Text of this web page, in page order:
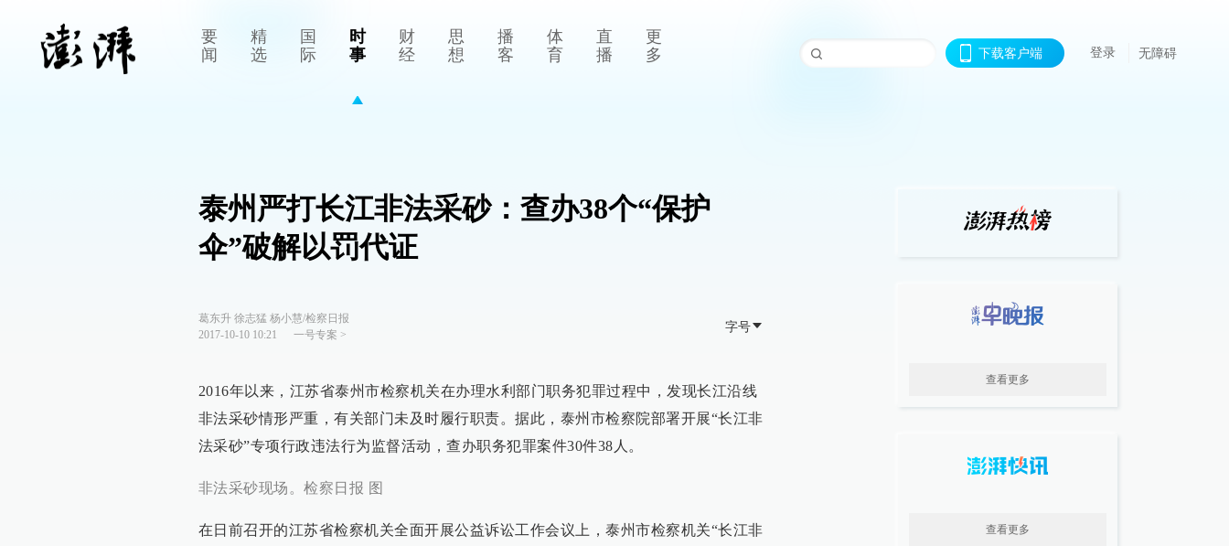
要
闻
精
选
国
际
时
事
财
经
思
想
播
客
体
育
直
播
更
多
下载客户端 登录 无障碍
泰州严打长江非法采砂：查办38个“保护
伞”破解以罚代证
葛东升 徐志猛 杨小慧/检察日报
2017-10-10 10:21
一号专案 >
字号
2016年以来，江苏省泰州市检察机关在办理水利部门职务犯罪过程中，发现长江沿线
非法采砂情形严重，有关部门未及时履行职责。据此，泰州市检察院部署开展“长江非
法采砂”专项行政违法行为监督活动，查办职务犯罪案件30件38人。
非法采砂现场。检察日报 图
在日前召开的江苏省检察机关全面开展公益诉讼工作会议上，泰州市检察机关“长江非
查看更多
查看更多